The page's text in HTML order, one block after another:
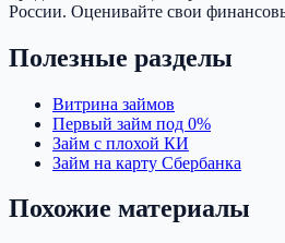
России. Оценивайте свои
Полезные разделы
Витрина займов
Первый займ под 0%
Займ с плохой КИ
Займ на карту Сбербанка
Похожие материалы